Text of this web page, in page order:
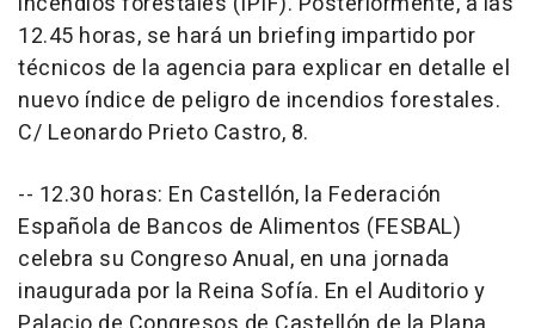
12.45 horas, se hará un briefing impartido por
técnicos de la agencia para explicar en detalle el
nuevo índice de peligro de incendios forestales.
C/ Leonardo Prieto Castro, 8.
-- 12.30 horas: En Castellón, la Federación
Española de Bancos de Alimentos (FESBAL)
celebra su Congreso Anual, en una jornada
inaugurada por la Reina Sofía. En el Auditorio y